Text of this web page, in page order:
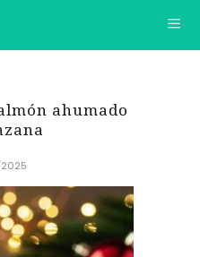
AVENTURA GASTRON
ahumado